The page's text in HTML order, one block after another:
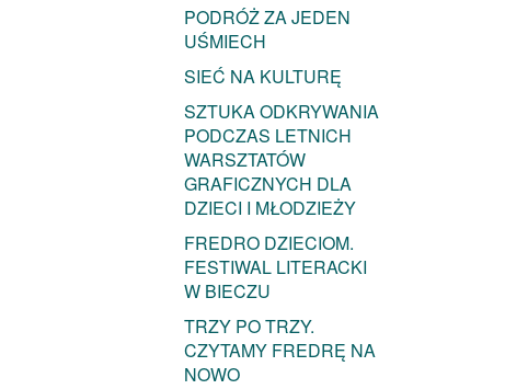
PODRÓŻ ZA JEDEN
UŚMIECH
SIEĆ NA KULTURĘ
SZTUKA ODKRYWANIA
PODCZAS LETNICH
WARSZTATÓW
GRAFICZNYCH DLA
DZIECI I MŁODZIEŻY
FREDRO DZIECIOM.
FESTIWAL LITERACKI
W BIECZU
TRZY PO TRZY.
CZYTAMY FREDRĘ NA
NOWO